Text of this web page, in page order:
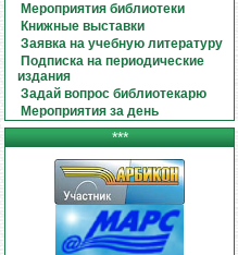
Мероприятия библиотеки
Книжные выставки
Заявка на учебную литературу
Подписка на периодические
издания
Задай вопрос библиотекарю
Мероприятия за день
***